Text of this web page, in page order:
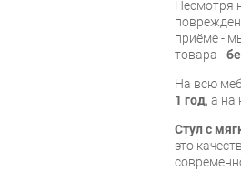
Несмотря
приёме -
товара -
На всю
1 год, а на
Стул с
это